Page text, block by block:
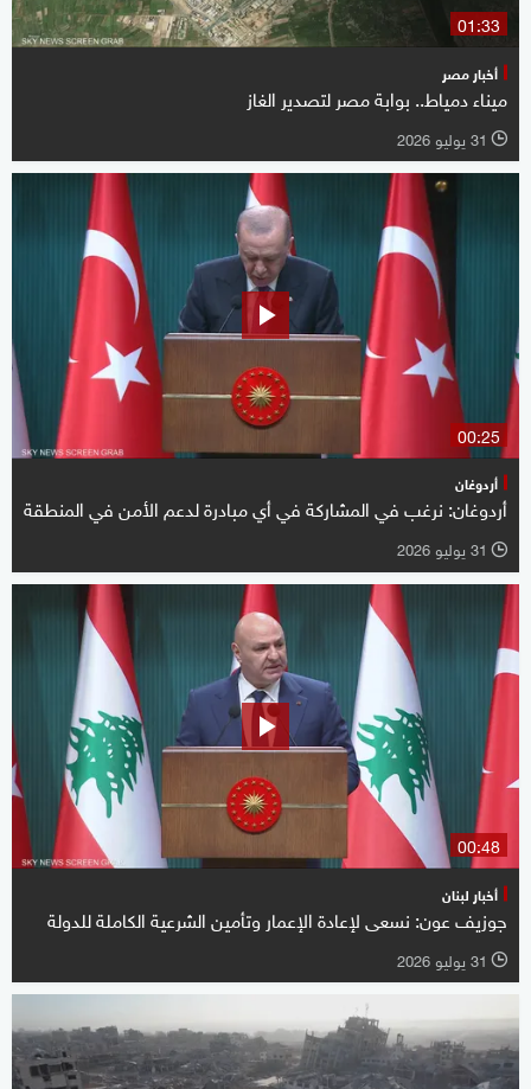
01:33
أخبار مصر
ميناء دمياط.. بوابة مصر لتصدير الغاز
l 31 يوليو 2026
00:25
أردوغان
أردوغان: نرغب في المشاركة في أي مبادرة لدعم الأمن في المنطقة
l 31 يوليو 2026
00:48
أخبار لبنان
جوزيف عون: نسعى لإعادة الإعمار وتأمين الشرعية الكاملة للدولة
l 31 يوليو 2026